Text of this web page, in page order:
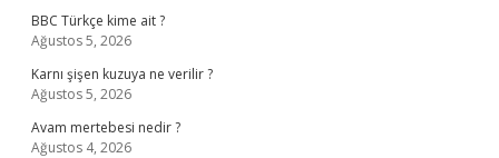
BBC Türkçe kime ait ?
Ağustos 5, 2026
Karnı şişen kuzuya ne verilir ?
Ağustos 5, 2026
Avam mertebesi nedir ?
Ağustos 4, 2026